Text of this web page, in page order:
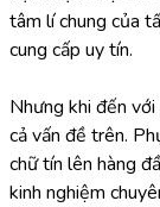
tâm lí chung của
cung cấp uy tín.
Nhưng khi đến
cả vấn đề trên.
chữ tín lên hàng
kinh nghiệm